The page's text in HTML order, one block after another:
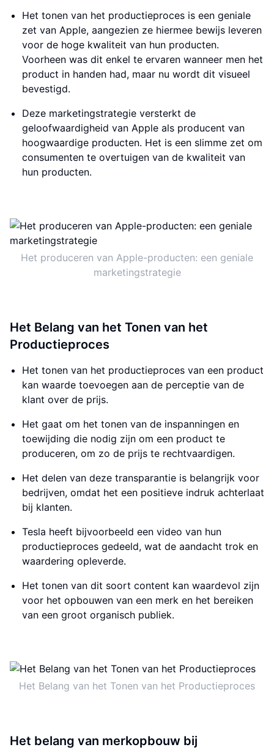
Het tonen van het productieproces is een geniale
zet van Apple, aangezien ze hiermee bewijs leveren
voor de hoge kwaliteit van hun producten.
Voorheen was dit enkel te ervaren wanneer men het
product in handen had, maar nu wordt dit visueel
bevestigd.
Deze marketingstrategie versterkt de
geloofwaardigheid van Apple als producent van
hoogwaardige producten. Het is een slimme zet om
consumenten te overtuigen van de kwaliteit van
hun producten.
Het produceren van Apple-producten: een geniale
marketingstrategie
Het Belang van het Tonen van het
Productieproces
Het tonen van het productieproces van een product
kan waarde toevoegen aan de perceptie van de
klant over de prijs.
Het gaat om het tonen van de inspanningen en
toewijding die nodig zijn om een product te
produceren, om zo de prijs te rechtvaardigen.
Het delen van deze transparantie is belangrijk voor
bedrijven, omdat het een positieve indruk achterlaat
bij klanten.
Tesla heeft bijvoorbeeld een video van hun
productieproces gedeeld, wat de aandacht trok en
waardering opleverde.
Het tonen van dit soort content kan waardevol zijn
voor het opbouwen van een merk en het bereiken
van een groot organisch publiek.
Het Belang van het Tonen van het Productieproces
Het belang van merkopbouw bij